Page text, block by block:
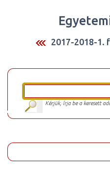
2017-2018-1.
Kérjük, írja be a keresett